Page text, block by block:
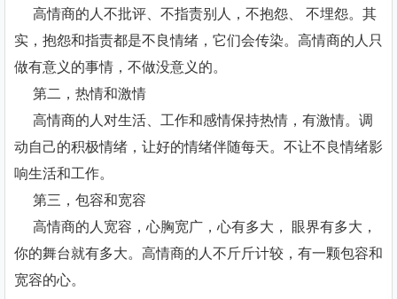
高情商的人不批评、不指责别人，不抱怨、 不埋怨。其
实，抱怨和指责都是不良情绪，它们会传染。高情商的人只
做有意义的事情，不做没意义的。
第二，热情和激情
高情商的人对生活、工作和感情保持热情，有激情。调
动自己的积极情绪，让好的情绪伴随每天。不让不良情绪影
响生活和工作。
第三，包容和宽容
高情商的人宽容，心胸宽广，心有多大， 眼界有多大，
你的舞台就有多大。高情商的人不斤斤计较，有一颗包容和
宽容的心。